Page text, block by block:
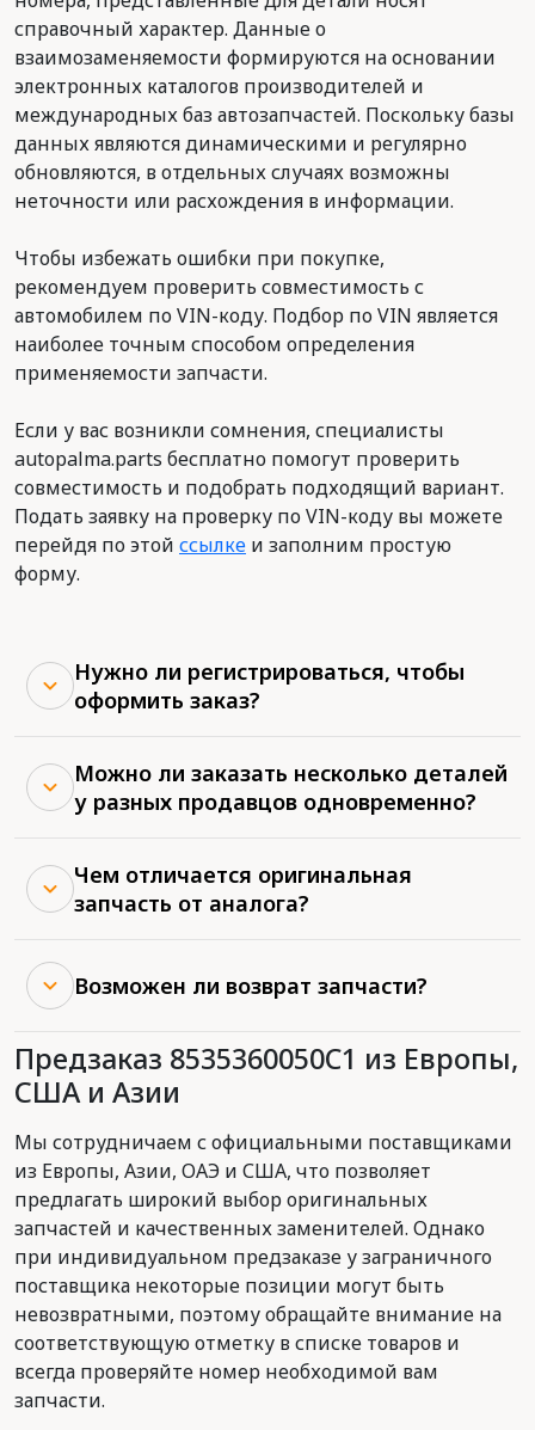
справочный характер. Данные о
взаимозаменяемости формируются на основании
электронных каталогов производителей и
международных баз автозапчастей. Поскольку базы
данных являются динамическими и регулярно
обновляются, в отдельных случаях возможны
неточности или расхождения в информации.
Чтобы избежать ошибки при покупке,
рекомендуем проверить совместимость с
автомобилем по VIN-коду. Подбор по VIN является
наиболее точным способом определения
применяемости запчасти.
Если у вас возникли сомнения, специалисты
autopalma.parts бесплатно помогут проверить
совместимость и подобрать подходящий вариант.
Подать заявку на проверку по VIN-коду вы можете
перейдя по этой ссылке и заполним простую
форму.
Нужно ли регистрироваться, чтобы
оформить заказ?
Можно ли заказать несколько деталей
у разных продавцов одновременно?
Чем отличается оригинальная
запчасть от аналога?
Возможен ли возврат запчасти?
Предзаказ 8535360050C1 из Европы,
США и Азии
Мы сотрудничаем с официальными поставщиками
из Европы, Азии, ОАЭ и США, что позволяет
предлагать широкий выбор оригинальных
запчастей и качественных заменителей. Однако
при индивидуальном предзаказе у заграничного
поставщика некоторые позиции могут быть
невозвратными, поэтому обращайте внимание на
соответствующую отметку в списке товаров и
всегда проверяйте номер необходимой вам
запчасти.